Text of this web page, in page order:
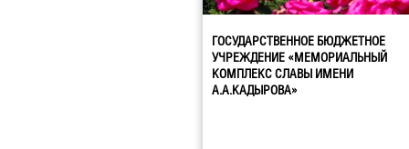
ГОСУДАРСТВЕННОЕ БЮДЖЕТНОЕ
УЧРЕЖДЕНИЕ «МЕМОРИАЛЬНЫЙ
КОМПЛЕКС СЛАВЫ ИМЕНИ
А.А.КАДЫРОВА»